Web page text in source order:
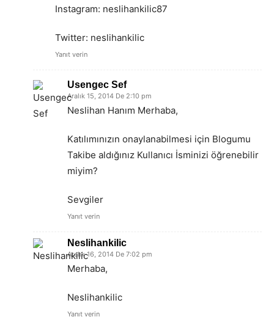
Instagram: neslihankilic87
Twitter: neslihankilic
Yanıt verin
Usengec Sef
Aralık 15, 2014 De 2:10 pm
Neslihan Hanım Merhaba,
Katılımınızın onaylanabilmesi için Blogumu
Takibe aldığınız Kullanıcı İsminizi öğrenebilir
miyim?
Sevgiler
Yanıt verin
Neslihankilic
Aralık 16, 2014 De 7:02 pm
Merhaba,
Neslihankilic
Yanıt verin